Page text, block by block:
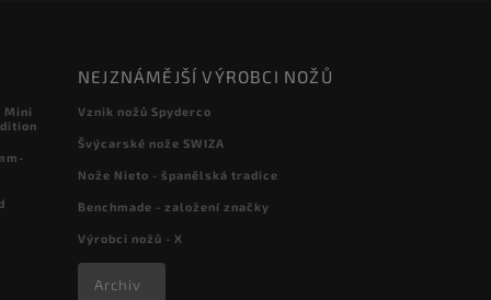
Mini
NEJZNÁMĚJŠÍ VÝROBCI NOŽŮ
Vznik nožů Spyderco
Švýcarské nože SWIZA
Nože Nieto - španělská tradice
Benchmade - založení značky
Výrobci nožů - X
Archiv